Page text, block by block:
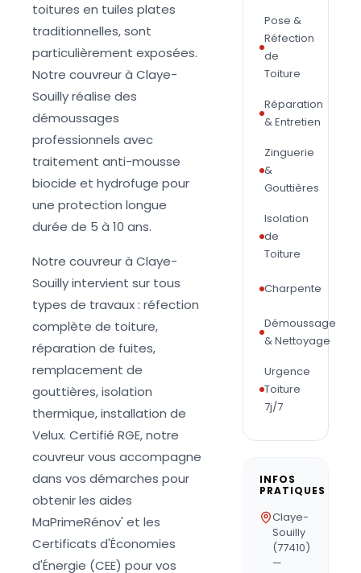
toitures en tuiles plates
traditionnelles, sont
particulièrement exposées.
Notre couvreur à Claye-
Souilly réalise des
démoussages
professionnels avec
traitement anti-mousse
biocide et hydrofuge pour
une protection longue
durée de 5 à 10 ans.
Notre couvreur à Claye-
Souilly intervient sur tous
types de travaux : réfection
complète de toiture,
réparation de fuites,
remplacement de
gouttières, isolation
thermique, installation de
Velux. Certifié RGE, notre
couvreur vous accompagne
dans vos démarches pour
obtenir les aides
MaPrimeRénov' et les
Certificats d'Économies
d'Énergie (CEE) pour vos
Pose &
Réfection
de
Toiture
Réparation
& Entretien
Zinguerie
&
Gouttières
Isolation
de
Toiture
Charpente
Démoussage
& Nettoyage
Urgence
Toiture
7j/7
INFOS
PRATIQUES
Claye-
Souilly
(77410)
—